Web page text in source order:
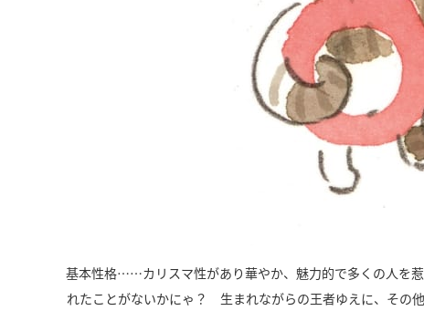
基本性格……カリスマ性があり華やか、魅力的で多くの人を
れたことがないかにゃ？ 生まれながらの王者ゆえに、その